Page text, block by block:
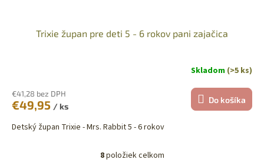
Trixie župan pre deti 5 - 6 rokov pani zajačica
Skladom (>5 ks)
€41,28 bez DPH
€49,95 / ks
Do košíka
Detský župan Trixie - Mrs. Rabbit 5 - 6 rokov
O
8položiek celkom